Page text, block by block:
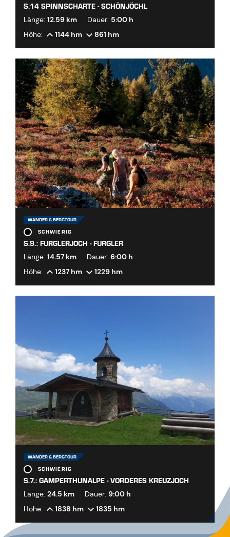
S.14 SPINNSCHARTE - SCHÖNJÖCHL
Länge: 12.59 km Dauer: 5:00 h
Höhe:
1144 hm 861 hm
WANDER & BERGTOUR
SCHWIERIG
S.9.: FURGLERJOCH - FURGLER
Länge: 14.57 km Dauer: 6:00 h
Höhe:
1237 hm 1229 hm
WANDER & BERGTOUR
SCHWIERIG
S.7.: GAMPERTHUNALPE - VORDERES KREUZJOCH
Länge: 24.5 km Dauer: 9:00 h
Höhe:
1838 hm 1835 hm